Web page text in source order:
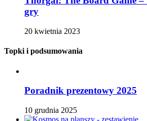
gry
20 kwietnia 2023
Topki i podsumowania
Poradnik prezentowy 2025
10 grudnia 2025